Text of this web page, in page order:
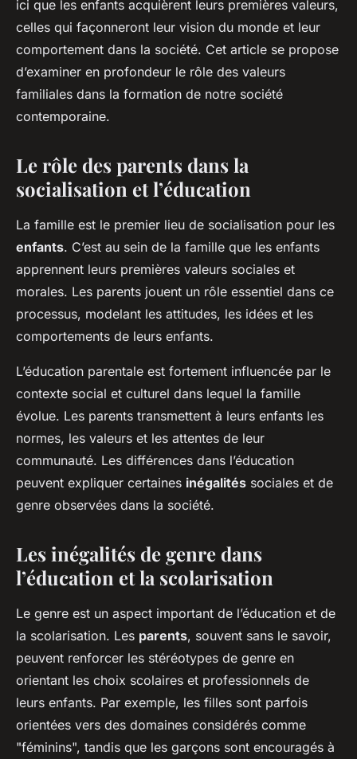
ici que les enfants acquièrent leurs premières valeurs,
celles qui façonneront leur vision du monde et leur
comportement dans la société. Cet article se propose
d’examiner en profondeur le rôle des valeurs
familiales dans la formation de notre société
contemporaine.
Le rôle des parents dans la
socialisation et l’éducation
La famille est le premier lieu de socialisation pour les
enfants. C’est au sein de la famille que les enfants
apprennent leurs premières valeurs sociales et
morales. Les parents jouent un rôle essentiel dans ce
processus, modelant les attitudes, les idées et les
comportements de leurs enfants.
L’éducation parentale est fortement influencée par le
contexte social et culturel dans lequel la famille
évolue. Les parents transmettent à leurs enfants les
normes, les valeurs et les attentes de leur
communauté. Les différences dans l’éducation
peuvent expliquer certaines inégalités sociales et de
genre observées dans la société.
Les inégalités de genre dans
l’éducation et la scolarisation
Le genre est un aspect important de l’éducation et de
la scolarisation. Les parents, souvent sans le savoir,
peuvent renforcer les stéréotypes de genre en
orientant les choix scolaires et professionnels de
leurs enfants. Par exemple, les filles sont parfois
orientées vers des domaines considérés comme
"féminins", tandis que les garçons sont encouragés à